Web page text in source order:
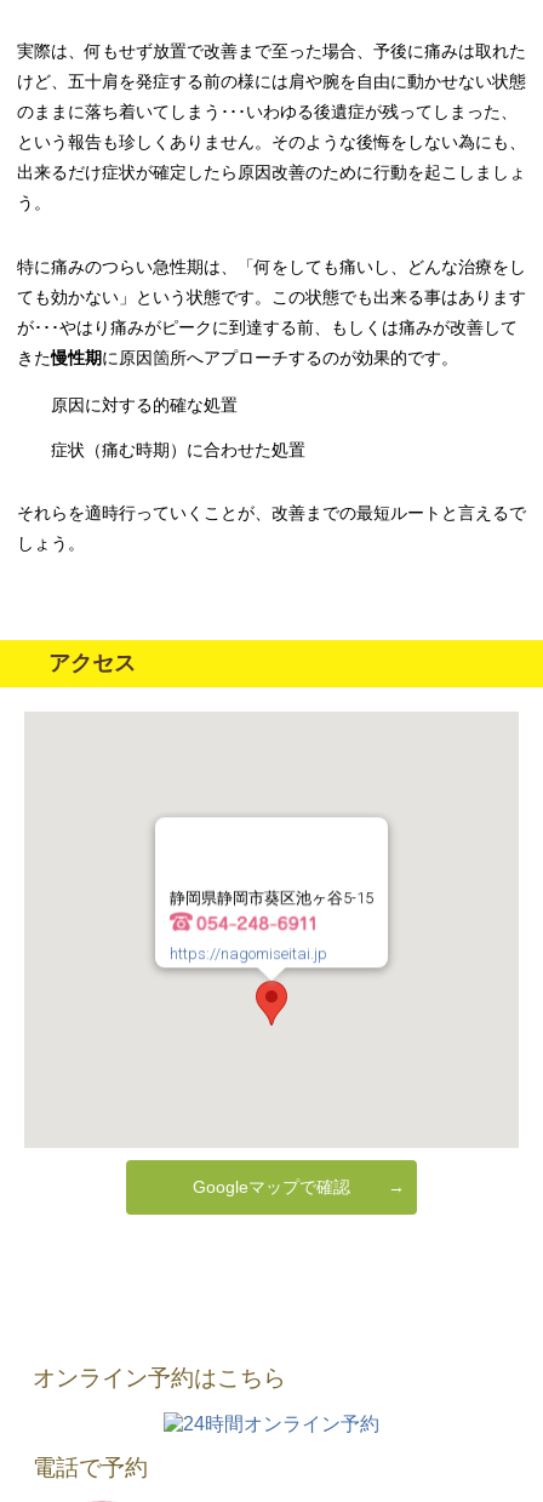
実際は、何もせず放置で改善まで至った場合、予後に痛みは取れた
けど、五十肩を発症する前の様には肩や腕を自由に動かせない状態
のままに落ち着いてしまう･･･いわゆる後遺症が残ってしまった、
という報告も珍しくありません。そのような後悔をしない為にも、
出来るだけ症状が確定したら原因改善のために行動を起こしましょ
う。
特に痛みのつらい急性期は、「何をしても痛いし、どんな治療をし
ても効かない」という状態です。この状態でも出来る事はあります
が･･･やはり痛みがピークに到達する前、もしくは痛みが改善して
きた慢性期に原因箇所へアプローチするのが効果的です。
原因に対する的確な処置
症状（痛む時期）に合わせた処置
それらを適時行っていくことが、改善までの最短ルートと言えるで
しょう。
アクセス
静岡県静岡市葵区池ヶ谷5-15
https://nagomiseitai.jp
Googleマップで確認
オンライン予約はこちら
電話で予約